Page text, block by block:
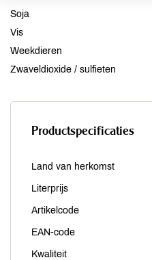
Soja
Vis
Weekdieren
Zwaveldioxide / sulfieten
Productspecificaties
Land van herkomst
Literprijs
Artikelcode
EAN-code
Kwaliteit